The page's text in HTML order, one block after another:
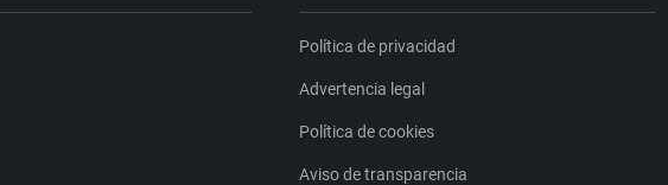
Política de privacidad
Advertencia legal
Política de cookies
Aviso de transparencia